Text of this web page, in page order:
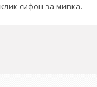
сифон за мивка.